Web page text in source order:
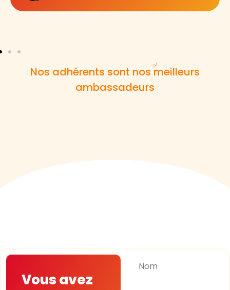
Nos adhérents sont nos meilleurs
ambassadeurs
Vous avez
Nom